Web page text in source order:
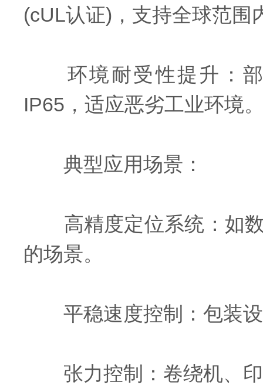
(cUL认证)，支持全球范围
环境耐受性提升：部
IP65，适应恶劣工业环境
典型应用场景：
高精度定位系统：如数
的场景。
平稳速度控制：包装设
张力控制：卷绕机、印